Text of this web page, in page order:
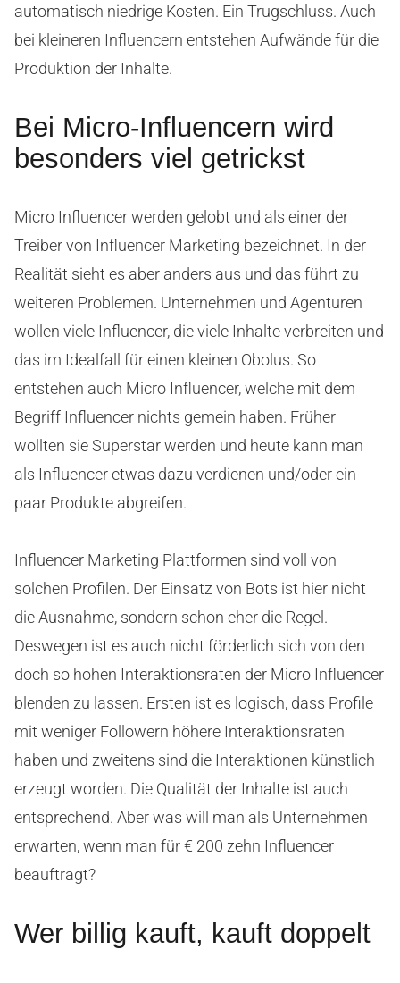
automatisch niedrige Kosten. Ein Trugschluss. Auch
bei kleineren Influencern entstehen Aufwände für die
Produktion der Inhalte.
Bei Micro-Influencern wird
besonders viel getrickst
Micro Influencer werden gelobt und als einer der
Treiber von Influencer Marketing bezeichnet. In der
Realität sieht es aber anders aus und das führt zu
weiteren Problemen. Unternehmen und Agenturen
wollen viele Influencer, die viele Inhalte verbreiten und
das im Idealfall für einen kleinen Obolus. So
entstehen auch Micro Influencer, welche mit dem
Begriff Influencer nichts gemein haben. Früher
wollten sie Superstar werden und heute kann man
als Influencer etwas dazu verdienen und/oder ein
paar Produkte abgreifen.
Influencer Marketing Plattformen sind voll von
solchen Profilen. Der Einsatz von Bots ist hier nicht
die Ausnahme, sondern schon eher die Regel.
Deswegen ist es auch nicht förderlich sich von den
doch so hohen Interaktionsraten der Micro Influencer
blenden zu lassen. Ersten ist es logisch, dass Profile
mit weniger Followern höhere Interaktionsraten
haben und zweitens sind die Interaktionen künstlich
erzeugt worden. Die Qualität der Inhalte ist auch
entsprechend. Aber was will man als Unternehmen
erwarten, wenn man für € 200 zehn Influencer
beauftragt?
Wer billig kauft, kauft doppelt